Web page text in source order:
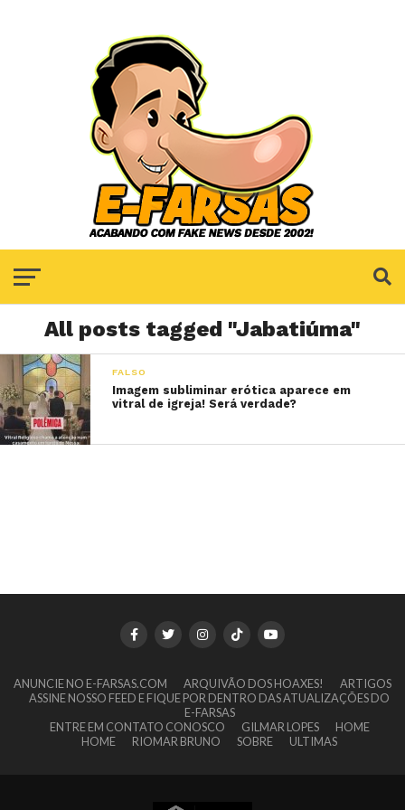
All posts tagged "Jabatiúma"
FALSO
Imagem subliminar erótica aparece em
vitral de igreja! Será verdade?
ANUNCIE NO E-FARSAS.COM ARQUIVÃO DOS HOAXES!
ARTIGOS
ASSINE NOSSO FEED E FIQUE POR DENTRO DAS ATUALIZAÇÕES DO
E-FARSAS
ENTRE EM CONTATO CONOSCO
GILMAR LOPES
HOME
HOME
RIOMAR BRUNO SOBRE ULTIMAS